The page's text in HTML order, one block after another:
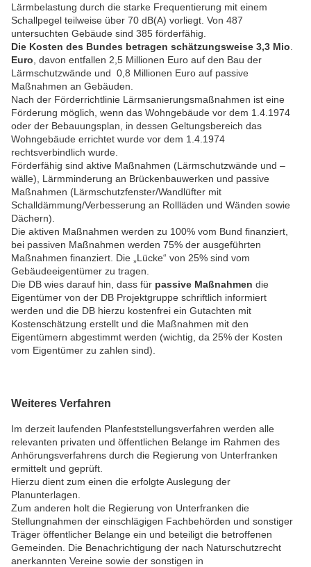
Lärmbelastung durch die starke Frequentierung mit einem
Schallpegel teilweise über 70 dB(A) vorliegt. Von 487
untersuchten Gebäude sind 385 förderfähig.
Die Kosten des Bundes betragen schätzungsweise 3,3 Mio
Euro , davon entfallen 2,5 Millionen Euro auf den Bau der
Lärmschutzwände und 0,8 Millionen Euro auf passive
Maßnahmen an Gebäuden.
Nach der Förderrichtlinie Lärmsanierungsmaßnahmen ist eine
Förderung möglich, wenn das Wohngebäude vor dem 1.4.1974
oder der Bebauungsplan, in dessen Geltungsbereich das
Wohngebäude errichtet wurde vor dem 1.4.1974
rechtsverbindlich wurde.
Förderfähig sind aktive Maßnahmen (Lärmschutzwände und –
wälle), Lärmminderung an Brückenbauwerken und passive
Maßnahmen (Lärmschutzfenster/Wandlüfter mit
Schalldämmung/Verbesserung an Rollläden und Wänden sowie
Dächern).
Die aktiven Maßnahmen werden zu 100% vom Bund finanziert,
bei passiven Maßnahmen werden 75% der ausgeführten
Maßnahmen finanziert. Die „Lücke“ von 25% sind vom
Gebäudeeigentümer zu tragen.
Die DB wies darauf hin, dass für passive Maßnahmen die
Eigentümer von der DB Projektgruppe schriftlich informiert
werden und die DB hierzu kostenfrei ein Gutachten mit
Kostenschätzung erstellt und die Maßnahmen mit den
Eigentümern abgestimmt werden (wichtig, da 25% der Kosten
vom Eigentümer zu zahlen sind).
Weiteres Verfahren
Im derzeit laufenden Planfeststellungsverfahren werden alle
relevanten privaten und öffentlichen Belange im Rahmen des
Anhörungsverfahrens durch die Regierung von Unterfranken
ermittelt und geprüft.
Hierzu dient zum einen die erfolgte Auslegung der
Planunterlagen.
Zum anderen holt die Regierung von Unterfranken die
Stellungnahmen der einschlägigen Fachbehörden und sonstiger
Träger öffentlicher Belange ein und beteiligt die betroffenen
Gemeinden. Die Benachrichtigung der nach Naturschutzrecht
anerkannten Vereine sowie der sonstigen in